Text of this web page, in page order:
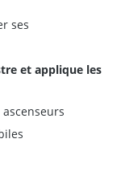
ses
et applique les